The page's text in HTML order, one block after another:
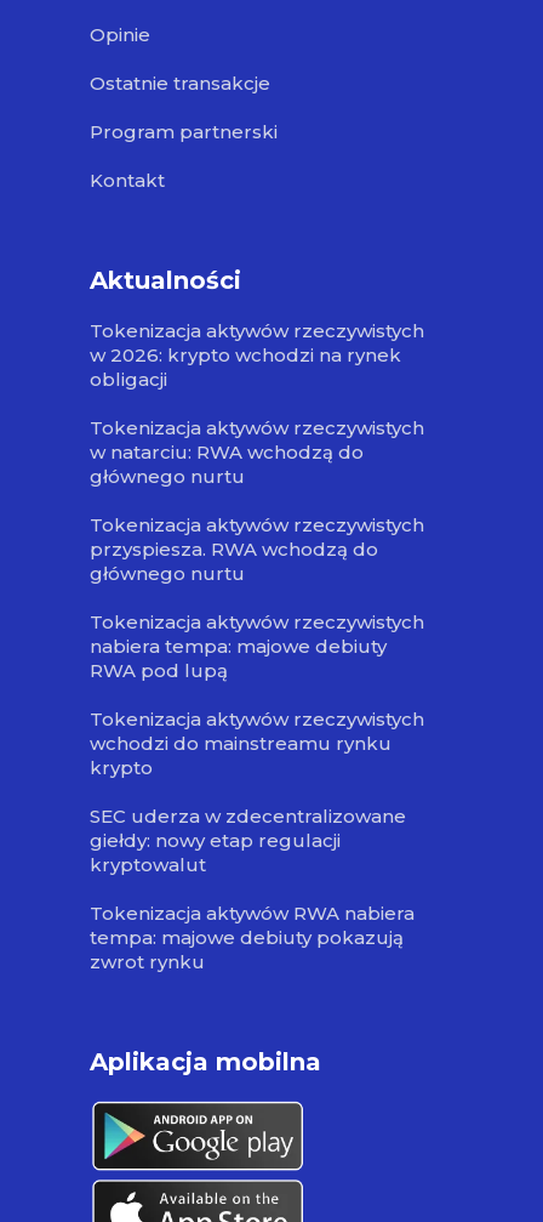
Opinie
Ostatnie transakcje
Program partnerski
Kontakt
Aktualności
Tokenizacja aktywów rzeczywistych
w 2026: krypto wchodzi na rynek
obligacji
Tokenizacja aktywów rzeczywistych
w natarciu: RWA wchodzą do
głównego nurtu
Tokenizacja aktywów rzeczywistych
przyspiesza. RWA wchodzą do
głównego nurtu
Tokenizacja aktywów rzeczywistych
nabiera tempa: majowe debiuty
RWA pod lupą
Tokenizacja aktywów rzeczywistych
wchodzi do mainstreamu rynku
krypto
SEC uderza w zdecentralizowane
giełdy: nowy etap regulacji
kryptowalut
Tokenizacja aktywów RWA nabiera
tempa: majowe debiuty pokazują
zwrot rynku
Aplikacja mobilna